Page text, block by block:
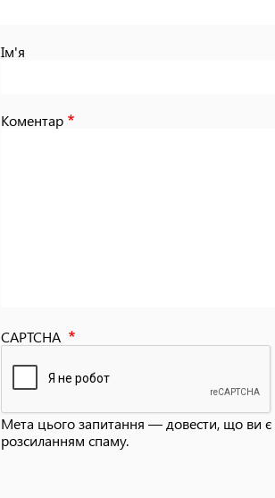
Ім'я
Коментар
CAPTCHA
Мета цього запитання — довести, що ви є
розсиланням спаму.